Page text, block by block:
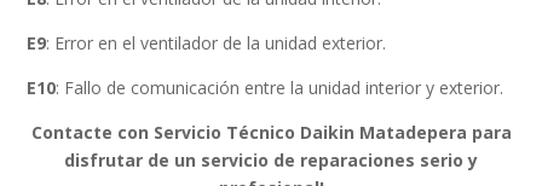
E9: Error en el ventilador de la unidad exterior.
E10: Fallo de comunicación entre la unidad interior y exterior.
Contacte con Servicio Técnico Daikin Matadepera para
disfrutar de un servicio de reparaciones serio y